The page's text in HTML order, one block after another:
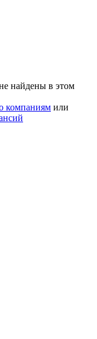
найдены в этом
компаниям или